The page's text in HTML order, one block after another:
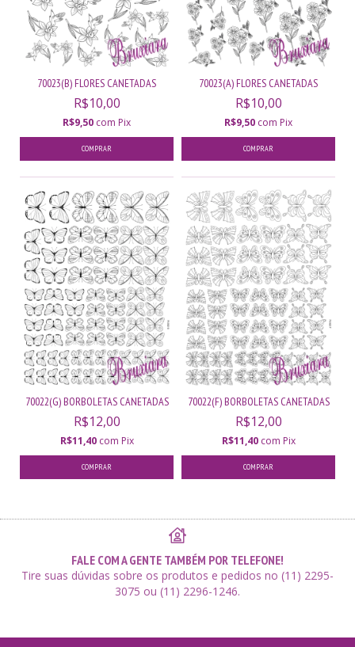
70023(B) FLORES CANETADAS
R$10,00
R$9,50 com Pix
70023(A) FLORES CANETADAS
R$10,00
R$9,50 com Pix
70022(G) BORBOLETAS CANETADAS
R$12,00
R$11,40 com Pix
70022(F) BORBOLETAS CANETADAS
R$12,00
R$11,40 com Pix
FALE COM A GENTE TAMBÉM POR TELEFONE!
Tire suas dúvidas sobre os produtos e pedidos no (11) 2295-
3075 ou (11) 2296-1246.